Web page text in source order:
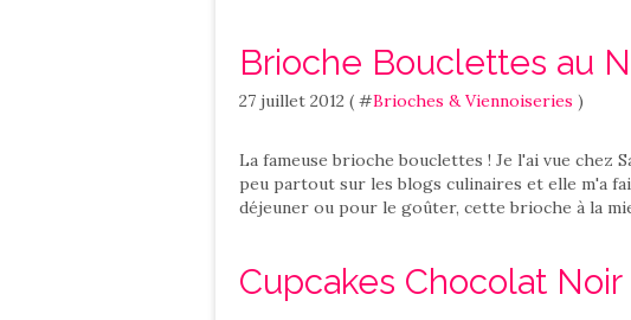
Brioche Bouclettes au
27 juillet 2012 ( #Brioches & Viennoiseries )
La fameuse brioche bouclettes ! Je l'ai vue chez
peu partout sur les blogs culinaires et elle m'a
déjeuner ou pour le goûter, cette brioche à la
Cupcakes Chocolat